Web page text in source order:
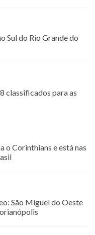
Sul do Rio Grande do
classificados para as
o Corinthians e está nas
São Miguel do Oeste